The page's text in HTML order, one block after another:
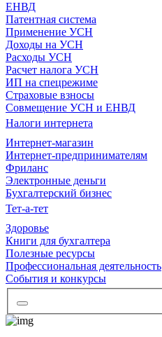
ЕНВД
Патентная система
Применение УСН
Доходы на УСН
Расходы УСН
Расчет налога УСН
ИП на спецрежиме
Страховые взносы
Совмещение УСН и ЕНВД
Налоги интернета
Интернет-магазин
Интернет-предпринимателям
Фриланс
Электронные деньги
Бухгалтерский бизнес
Тет-а-тет
Здоровье
Книги для бухгалтера
Полезные ресурсы
Профессиональная деятельность
События и конкурсы